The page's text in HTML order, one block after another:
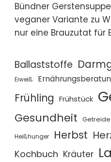
Bündner
veganer Variante zu
nur eine Brauzutat für
Ballaststoffe
Eiweiß
Frühling Frühstück
Gesundheit Getreide
Heißhunger Herbst
Kochbuch Kräuter